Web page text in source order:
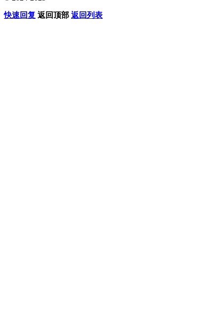
快速回复 返回顶部 返回列表